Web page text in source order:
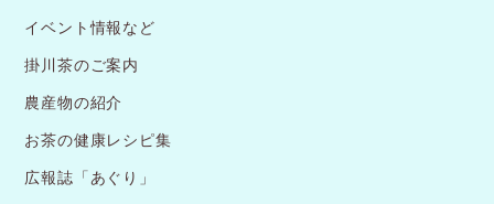
イベント情報など
掛川茶のご案内
農産物の紹介
お茶の健康レシピ集
広報誌「あぐり」